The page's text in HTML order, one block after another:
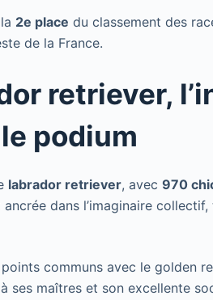
2e place du classement des
de la France.
retriever,
podium
labrador retriever, avec 970
dans l’imaginaire
communs avec le golden
ses maîtres et son excellente